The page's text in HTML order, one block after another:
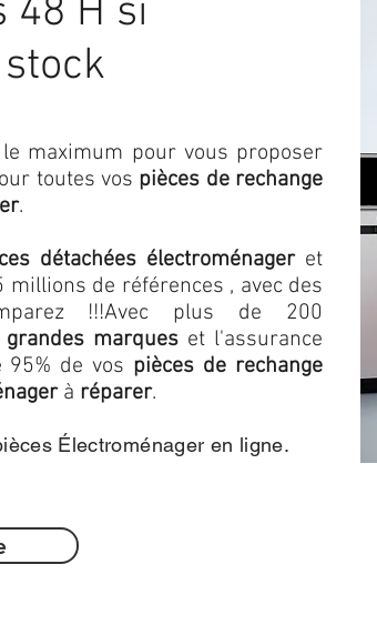
48 H si
maximum pour vous proposer
toutes vos pièces de rechange
.
détachées électroménageret
de références , avec des
!!!Avec plus de 200
grandes marques et l'assurance
de vos pièces de rechange
à réparer.
Électroménager en ligne.